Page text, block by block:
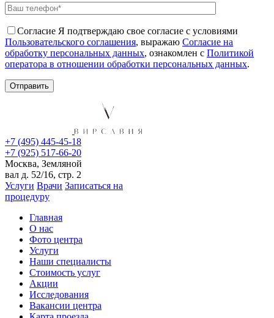
Согласие Я подтверждаю свое согласие с условиями
Пользовательского соглашения, выражаю Согласие на
обработку персональных данных, ознакомлен с Политикой
оператора в отношении обработки персональных данных.
+7 (495) 445-45-18
+7 (925) 517-66-20
Москва, Земляной
вал д. 52/16, стр. 2
Услуги Врачи Записаться на
процедуру
Главная
О нас
Фото центра
Услуги
Наши специалисты
Стоимость услуг
Акции
Исследования
Вакансии центра